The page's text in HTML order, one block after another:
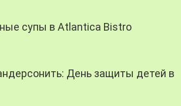
супы в Atlantica Bistro
День защиты детей в